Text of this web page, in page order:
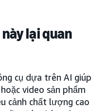
lại quan
cụ dựa trên AI giúp
video sản phẩm
cảnh chất lượng cao